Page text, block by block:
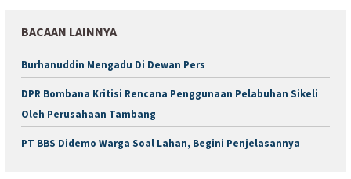
BACAAN LAINNYA
Burhanuddin Mengadu Di Dewan Pers
DPR Bombana Kritisi Rencana Penggunaan Pelabuhan Sikeli
Oleh Perusahaan Tambang
PT BBS Didemo Warga Soal Lahan, Begini Penjelasannya